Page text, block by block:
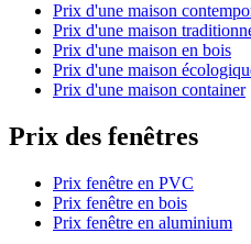
Prix d'une maison
Prix d'une maison
Prix d'une maison en bois
Prix d'une maison
Prix d'une maison container
Prix des fenêtres
Prix fenêtre en PVC
Prix fenêtre en bois
Prix fenêtre en aluminium